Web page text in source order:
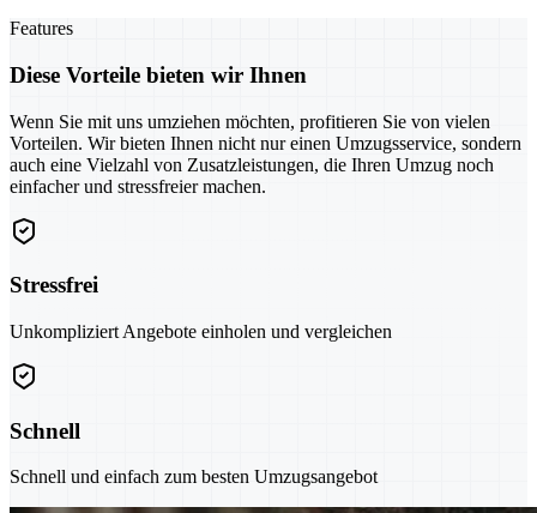
Features
Diese Vorteile bieten wir Ihnen
Wenn Sie mit uns umziehen möchten, profitieren Sie von vielen
Vorteilen. Wir bieten Ihnen nicht nur einen Umzugsservice, sondern
auch eine Vielzahl von Zusatzleistungen, die Ihren Umzug noch
einfacher und stressfreier machen.
Stressfrei
Unkompliziert Angebote einholen und vergleichen
Schnell
Schnell und einfach zum besten Umzugsangebot